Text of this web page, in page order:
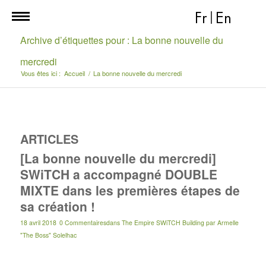
Fr En
Archive d’étiquettes pour : La bonne nouvelle du
mercredi
Vous êtes ici : Accueil / La bonne nouvelle du mercredi
ARTICLES
[La bonne nouvelle du mercredi]
SWiTCH a accompagné DOUBLE
MIXTE dans les premières étapes de
sa création !
18 avril 2018 0 Commentairesdans The Empire SWiTCH Building par Armelle
"The Boss" Solelhac